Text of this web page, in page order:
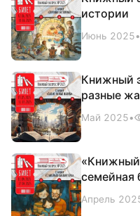
истории
Июнь 2025•
Книжный
разные
Май 2025•
семейная
Апрель